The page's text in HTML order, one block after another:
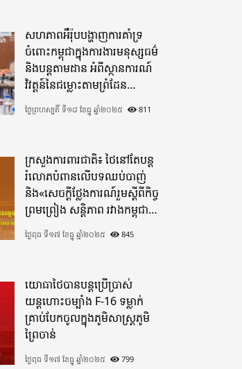
សហភាពអឺរ៉ុបបង្ហាញការគាំទ្រ
ចំពោះកម្ពុជាក្នុងការងារមនុស្សធម៌
និងបន្តតាមដាន អំពីស្ថានការណ៍
វិវត្តន៍នៃជម្លោះតាមព្រំដែន
ដោយយកចិត្តទុកដាក់ខ្ពស់
ថ្ងៃព្រហស្បតិ៍ ទី១៨ ខែធ្នូ ឆ្នាំ២០២៥ 811
ក្រសួងការពារជាតិ៖ ថៃនៅតែបន្ត
រំលោភបំពានលើបទឈប់បាញ់
និង«សេចក្តីថ្លែងការណ៍រួមស្តីពីកិច្ច
ព្រមព្រៀង សន្តិភាព រវាងកម្ពុជា
និងថៃ»
ថ្ងៃពុធ ទី១៧ ខែធ្នូ ឆ្នាំ២០២៥ 845
យោធាថៃបានបន្តប្រើប្រាស់
យន្តហោះចម្បាំង F-16 ទម្លាក់
គ្រាប់បែកចូលក្នុងភូមិសាស្ត្រភូមិ
ព្រៃចាន់
ថ្ងៃពុធ ទី១៧ ខែធ្នូ ឆ្នាំ២០២៥ 799